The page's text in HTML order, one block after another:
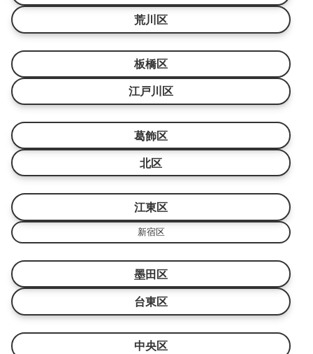
荒川区
板橋区
江戸川区
葛飾区
北区
江東区
新宿区
墨田区
台東区
中央区